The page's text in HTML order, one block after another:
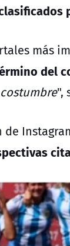
más
del
",